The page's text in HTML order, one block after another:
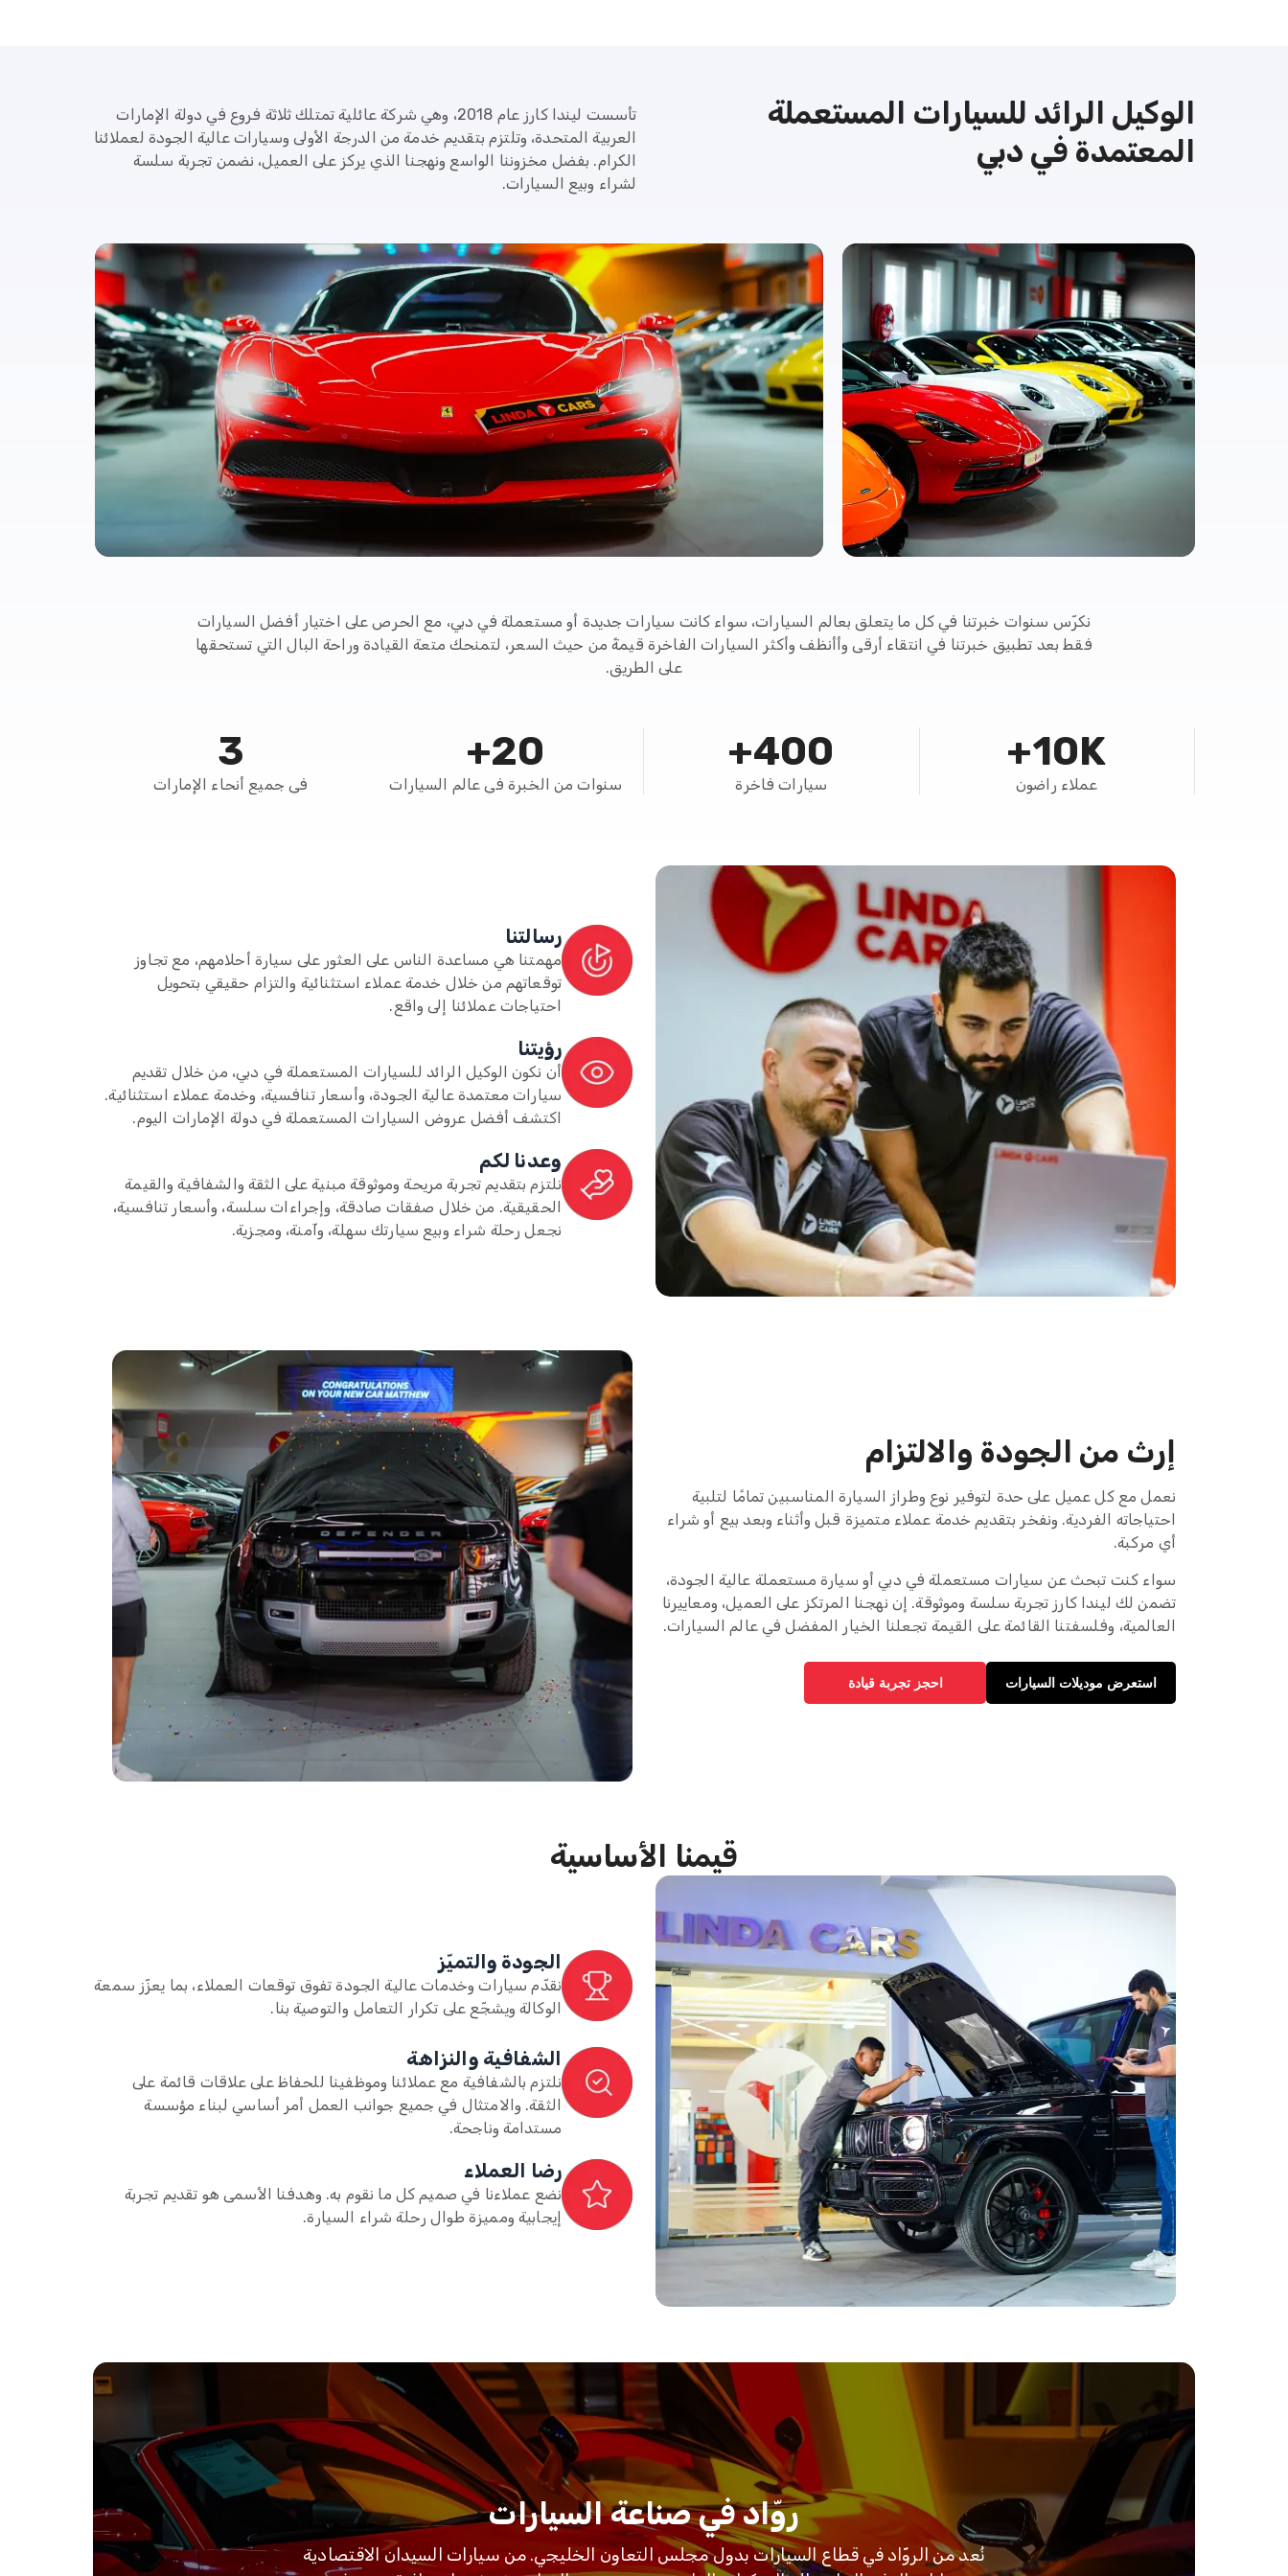
الوكيل الرائد للسيارات المستعملة
المعتمدة في دبي
تأسست ليندا كارز عام 2018، وهي شركة عائلية تمتلك ثلاثة فروع في دولة الإمارات
العربية المتحدة، وتلتزم بتقديم خدمة من الدرجة الأولى وسيارات عالية الجودة لعملائنا
الكرام. بفضل مخزوننا الواسع ونهجنا الذي يركز على العميل، نضمن تجربة سلسة
لشراء وبيع السيارات.
نكرّس سنوات خبرتنا في كل ما يتعلق بعالم السيارات، سواء كانت سيارات جديدة أو مستعملة في دبي، مع الحرص على اختيار أفضل السيارات
فقط بعد تطبيق خبرتنا في انتقاء أرقى وأأنظف وأكثر السيارات الفاخرة قيمةً من حيث السعر، لتمنحك متعة القيادة وراحة البال التي تستحقها
على الطريق.
10K+
عملاء راضون
400+
سيارات فاخرة
20+
سنوات من الخبرة في عالم السيارات
3
في جميع أنحاء الإمارات
رسالتنا
مهمتنا هي مساعدة الناس على العثور على سيارة أحلامهم، مع تجاوز
توقعاتهم من خلال خدمة عملاء استثنائية والتزام حقيقي بتحويل
احتياجات عملائنا إلى واقع.
رؤيتنا
أن نكون الوكيل الرائد للسيارات المستعملة في دبي، من خلال تقديم
سيارات معتمدة عالية الجودة، وأسعار تنافسية، وخدمة عملاء استثنائية.
اكتشف أفضل عروض السيارات المستعملة في دولة الإمارات اليوم.
وعدنا لكم
نلتزم بتقديم تجربة مريحة وموثوقة مبنية على الثقة والشفافية والقيمة
الحقيقية. من خلال صفقات صادقة، وإجراءات سلسة، وأسعار تنافسية،
نجعل رحلة شراء وبيع سيارتك سهلة، وآمنة، ومجزية.
إرث من الجودة والالتزام
نعمل مع كل عميل على حدة لتوفير نوع وطراز السيارة المناسبين تمامًا لتلبية
احتياجاته الفردية. ونفخر بتقديم خدمة عملاء متميزة قبل وأثناء وبعد بيع أو شراء
أي مركبة.
سواء كنت تبحث عن سيارات مستعملة في دبي أو سيارة مستعملة عالية الجودة،
تضمن لك ليندا كارز تجربة سلسة وموثوقة. إن نهجنا المرتكز على العميل، ومعاييرنا
العالمية، وفلسفتنا القائمة على القيمة تجعلنا الخيار المفضل في عالم السيارات.
استعرض موديلات السيارات احجز تجربة قيادة
قيمنا الأساسية
الجودة والتميّز
نقدّم سيارات وخدمات عالية الجودة تفوق توقعات العملاء، بما يعزّز سمعة
الوكالة ويشجّع على تكرار التعامل والتوصية بنا.
الشفافية والنزاهة
نلتزم بالشفافية مع عملائنا وموظفينا للحفاظ على علاقات قائمة على
الثقة. والامتثال في جميع جوانب العمل أمر أساسي لبناء مؤسسة
مستدامة وناجحة.
رضا العملاء
نضع عملاءنا في صميم كل ما نقوم به. وهدفنا الأسمى هو تقديم تجربة
إيجابية ومميزة طوال رحلة شراء السيارة.
روّاد في صناعة السيارات
نُعد من الروّاد في قطاع السيارات بدول مجلس التعاون الخليجي. من سيارات السيدان الاقتصادية